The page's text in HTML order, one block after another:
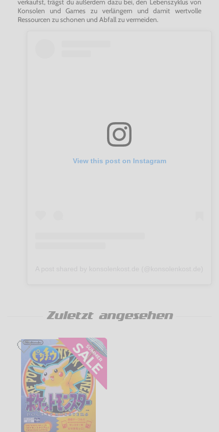
Konsolen und Games zu verlängern und damit wertvolle
Ressourcen zu schonen und Abfall zu vermeiden.
View this post on Instagram
Zuletzt angesehen